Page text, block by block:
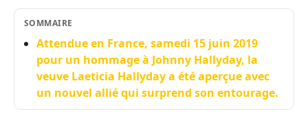
SOMMAIRE
Attendue en France, samedi 15 juin 2019
pour un hommage à Johnny Hallyday, la
veuve Laeticia Hallyday a été aperçue avec
un nouvel allié qui surprend son entourage.